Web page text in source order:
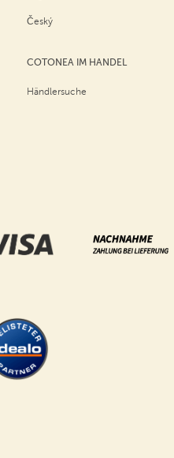
Český
COTONEA IM HANDEL
Händlersuche